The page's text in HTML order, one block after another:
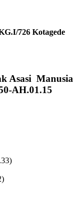
726 Kotagede
Asasi Manusia
AH.01.15